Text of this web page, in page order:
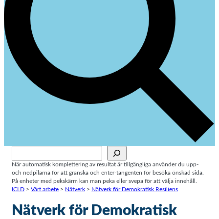
När automatisk komplettering av resultat är tillgängliga använder du upp-
och nedpilarna för att granska och enter-tangenten för besöka önskad sida.
På enheter med pekskärm kan man peka eller svepa för att välja innehåll.
ICLD > Vårt arbete > Nätverk > Nätverk för Demokratisk Resiliens
Nätverk för Demokratisk